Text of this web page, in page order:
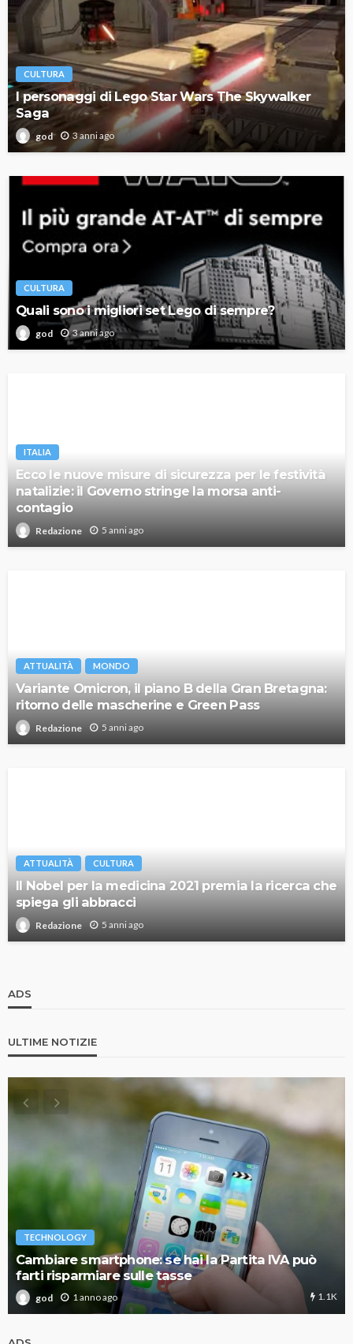
CULTURA
I personaggi di Lego Star Wars The Skywalker
Saga
god 3 anni ago
CULTURA
Quali sono i migliori set Lego di sempre?
god 3 anni ago
ITALIA
Ecco le nuove misure di sicurezza per le festività
natalizie: il Governo stringe la morsa anti-
contagio
Redazione 5 anni ago
ATTUALITÀ MONDO
Variante Omicron, il piano B della Gran Bretagna:
ritorno delle mascherine e Green Pass
Redazione 5 anni ago
ATTUALITÀ CULTURA
Il Nobel per la medicina 2021 premia la ricerca che
spiega gli abbracci
Redazione 5 anni ago
ADS
ULTIME NOTIZIE
TECHNOLOGY
Cambiare smartphone: se hai la Partita IVA può
farti risparmiare sulle tasse
god 1 anno ago 1.1K